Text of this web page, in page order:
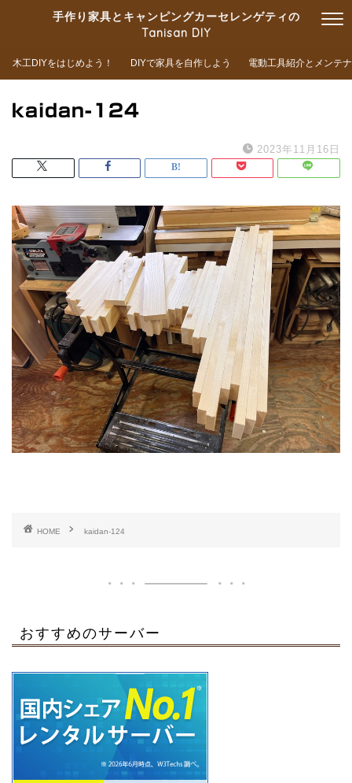
手作り家具とキャンピングカーセレンゲティの
Tanisan DIY
木工DIYをはじめよう！ DIYで家具を自作しよう 電動工具紹介とメンテ
kaidan-124
2023年11月16日
HOME kaidan-124
おすすめのサーバー